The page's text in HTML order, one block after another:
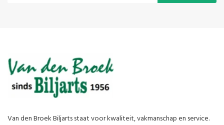
Van den Broek Biljarts staat voor kwaliteit, vakmanschap en service.